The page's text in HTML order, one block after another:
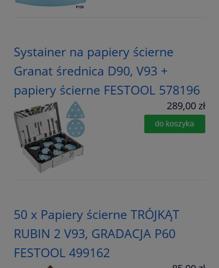
Systainer na papiery ścierne
Granat średnica D90, V93 +
papiery ścierne FESTOOL 578196
289,00 zł
do koszyka
50 x Papiery ścierne TRÓJKĄT
RUBIN 2 V93, GRADACJA P60
FESTOOL 499162